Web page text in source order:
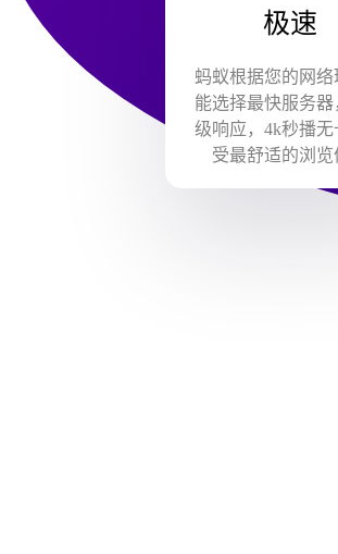
极速
蚂蚁根据您的网络
能选择最快服务器
级响应，4k秒播无
受最舒适的浏览